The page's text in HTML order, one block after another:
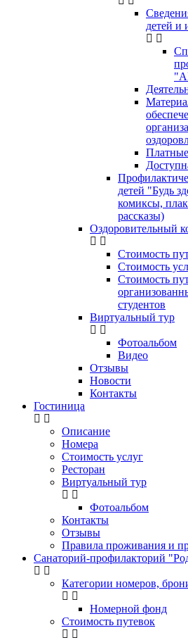
детей и
детей "Будь
комиксы,
рассказы)
Оздоровительный
Стоимость
Стоимость
Стоимость
студентов
Виртуальный тур
Фотоальбом
Видео
Отзывы
Новости
Контакты
Гостиница
Описание
Номера
Стоимость услуг
Ресторан
Виртуальный тур
Фотоальбом
Контакты
Отзывы
Правила проживания и
Санаторий-профилакторий
Категории номеров,
Номерной фонд
Стоимость путевок